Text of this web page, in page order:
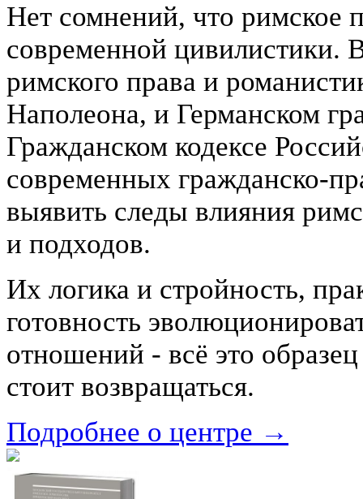
Нет сомнений, что римское
современной цивилистики.
римского права и
Наполеона, и Германском
Гражданском кодексе
современных гражданско-
выявить следы влияния
и подходов.
Их логика и стройность,
готовность
отношений - всё это
стоит возвращаться.
Подробнее о центре →